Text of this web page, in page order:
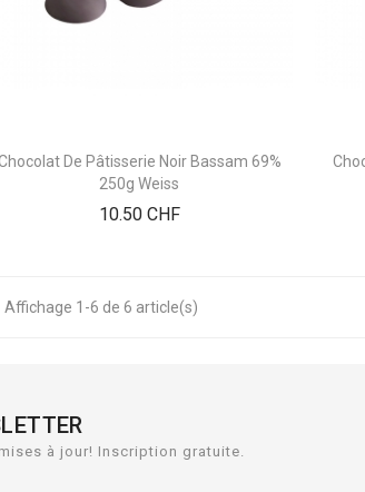
De Pâtisserie Noir Bassam 69%
250g Weiss
10.50 CHFPrix
Affichage 1-6 de 6 article(s)
à jour! Inscription gratuite.